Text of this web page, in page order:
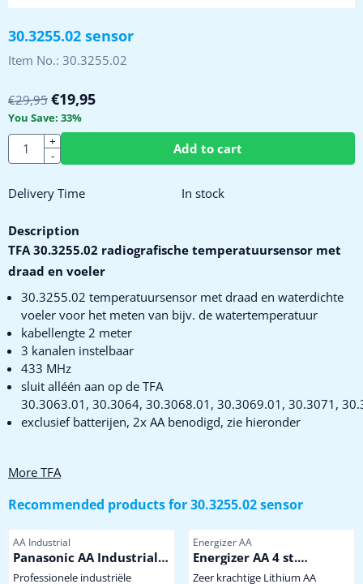
30.3255.02 sensor
Item No.: 30.3255.02
€29,95 €19,95
You Save: 33%
Quantity
+
-
Add to cart
Delivery Time In stock
Description
TFA 30.3255.02 radiografische temperatuursensor met
draad en voeler
30.3255.02 temperatuursensor met draad en waterdichte
voeler voor het meten van bijv. de watertemperatuur
kabellengte 2 meter
3 kanalen instelbaar
433 MHz
sluit alléén aan op de TFA
30.3063.01, 30.3064, 30.3068.01, 30.3069.01, 30.3071,
exclusief batterijen, 2x AA benodigd, zie hieronder
More TFA
Recommended products for30.3255.02 sensor
Item number
AA Industrial
Panasonic AA Industrial
Powerline
Professionele industriële
Item number
Energizer AA
Energizer AA 4 st.
Extreem krachtige
Zeer krachtige Lithium AA